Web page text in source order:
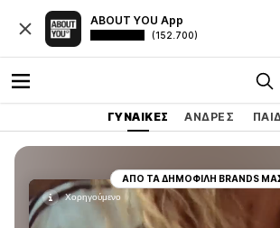
ABOUT YOU App
(152.700)
ΓΥΝΑΊΚΕΣ ΆΝΔΡΕΣ
ΑΠΌ ΤΑ ΔΗΜΟΦΙΛΉ BRANDS